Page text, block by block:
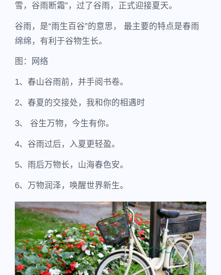
雪，谷雨断霜”，过了谷雨，正式迎接夏天。
谷雨，是“雨生百谷”的意思， 最主要的特点是春雨
绵绵，有利于谷物生长。
图：网络
1、春山谷雨前，并手阅书卷。
2、春夏的交接处，我和你的相遇时
3、 谷生万物，今生有你。
4、谷雨过后，入夏更轻盈。
5、雨后万物长，山海春色安。
6、万物润泽，唤醒世界新生。